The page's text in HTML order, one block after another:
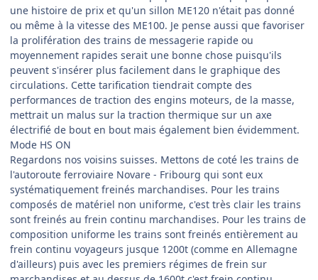
une histoire de prix et qu'un sillon ME120 n'était pas donné
ou même à la vitesse des ME100. Je pense aussi que favoriser
la prolifération des trains de messagerie rapide ou
moyennement rapides serait une bonne chose puisqu'ils
peuvent s'insérer plus facilement dans le graphique des
circulations. Cette tarification tiendrait compte des
performances de traction des engins moteurs, de la masse,
mettrait un malus sur la traction thermique sur un axe
électrifié de bout en bout mais également bien évidemment.
Mode HS ON
Regardons nos voisins suisses. Mettons de coté les trains de
l'autoroute ferroviaire Novare - Fribourg qui sont eux
systématiquement freinés marchandises. Pour les trains
composés de matériel non uniforme, c'est très clair les trains
sont freinés au frein continu marchandises. Pour les trains de
composition uniforme les trains sont freinés entièrement au
frein continu voyageurs jusque 1200t (comme en Allemagne
d'ailleurs) puis avec les premiers régimes de frein sur